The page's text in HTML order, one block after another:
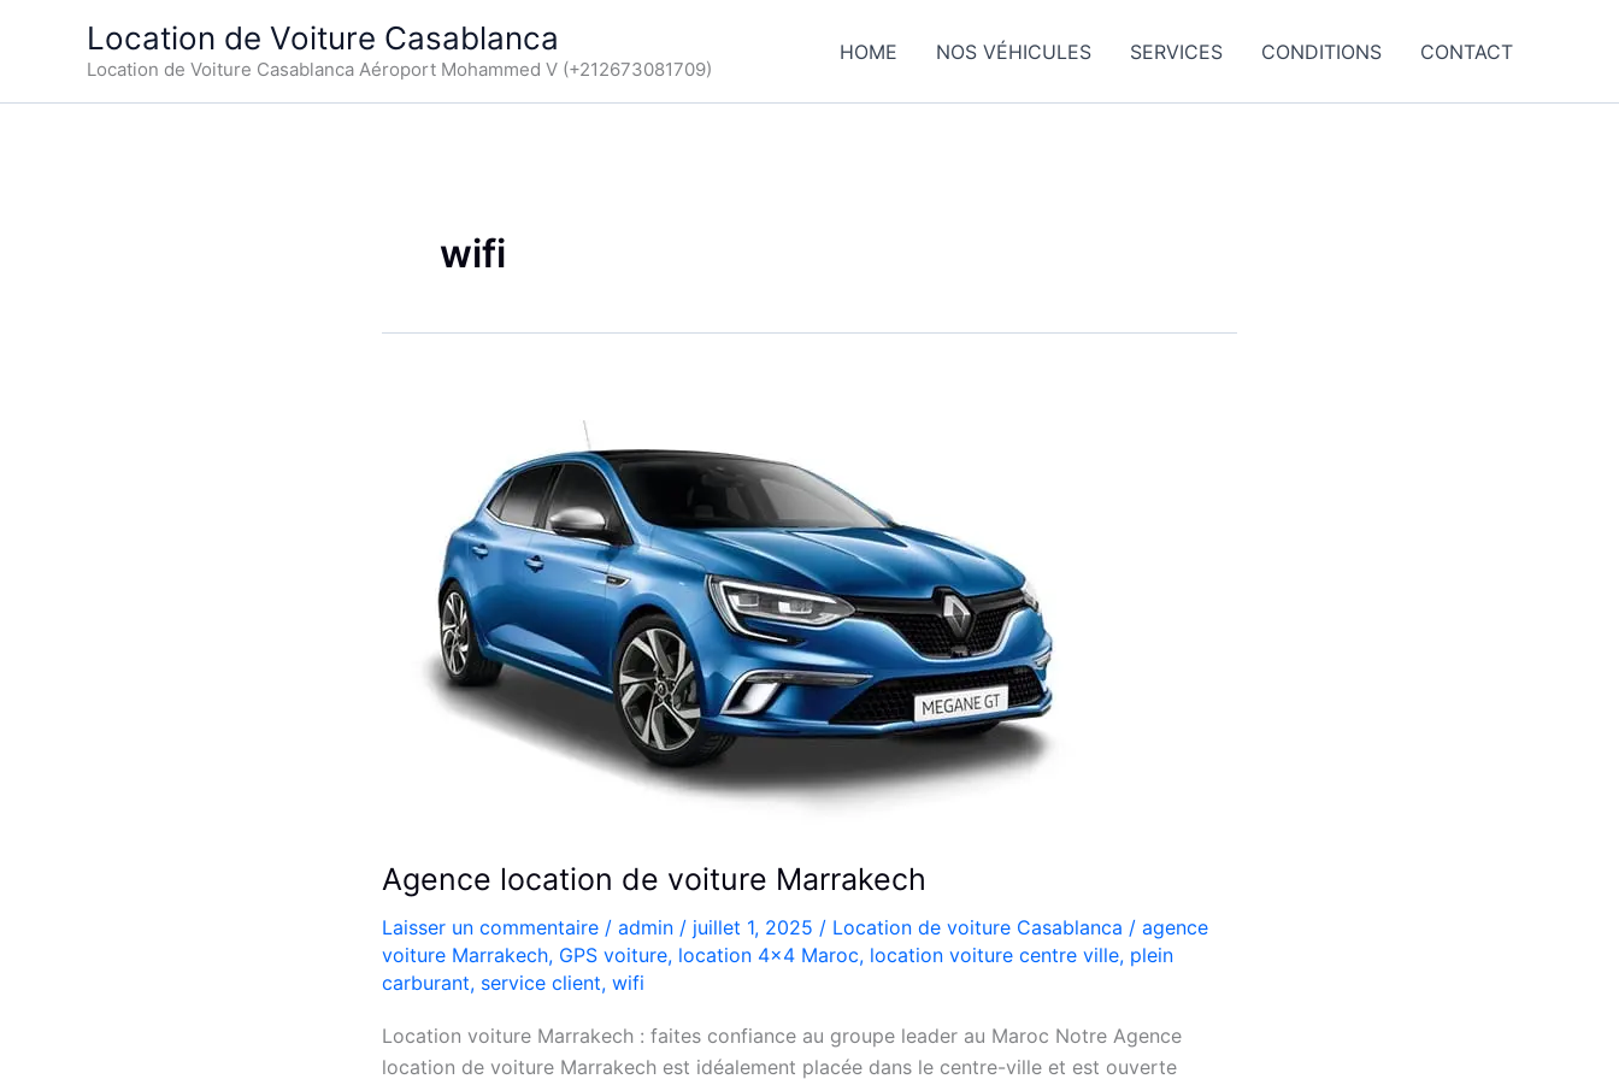
Location de Voiture Casablanca
Location de Voiture Casablanca Aéroport Mohammed V (+212673081709)
HOME NOS VÉHICULES SERVICES CONDITIONS CONTACT
wifi
Agence location de voiture Marrakech
Laisser un commentaire / admin / juillet 1, 2025 / Location de voiture Casablanca / agence
voiture Marrakech, GPS voiture, location 4x4 Maroc, location voiture centre ville, plein
carburant, service client, wifi
Location voiture Marrakech : faites confiance au groupe leader au Maroc Notre Agence
location de voiture Marrakech est idéalement placée dans le centre-ville et est ouverte